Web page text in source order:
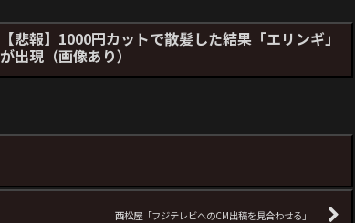
【悲報】1000円カットで散髪した結果「エリンギ」
が出現（画像あり）
西松屋「フジテレビへのCM出稿を見合わせる」